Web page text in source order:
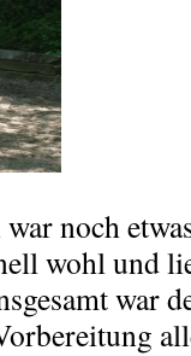
noch
wohl und
war